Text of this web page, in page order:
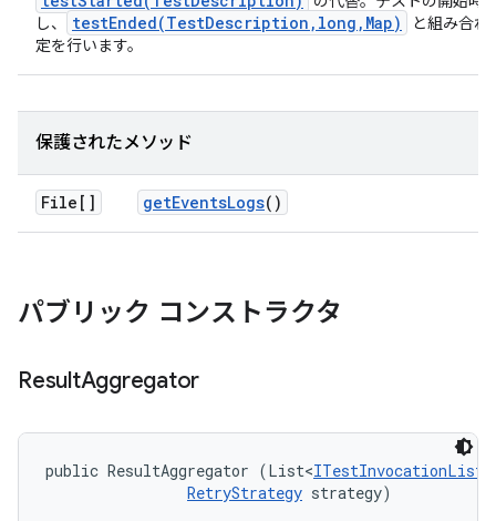
し、
testEnded(TestDescription,long,Map)
と組み合わ
定を行います。
保護されたメソッド
File[] getEventsLogs()
パブリック コンストラクタ
ResultAggregator
public ResultAggregator (List<
RetryStrategy strategy)